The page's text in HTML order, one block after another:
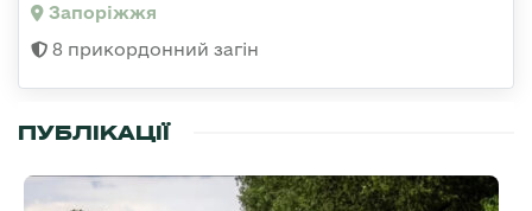
Запоріжжя
8 прикордонний загін
ПУБЛІКАЦІЇ